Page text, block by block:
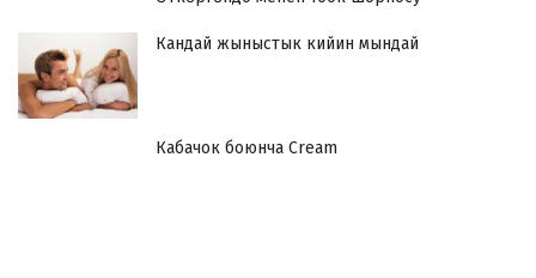
Кандай жыныстык кийин мындай
Кабачок боюнча Cream